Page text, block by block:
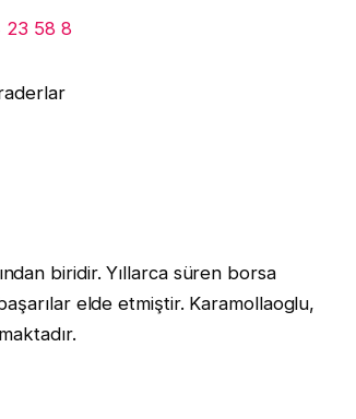
biridir. Yıllarca süren borsa
elde etmiştir. Karamollaoglu,